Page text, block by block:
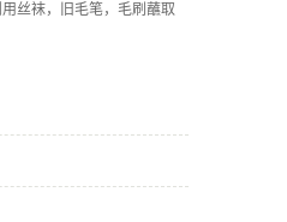
丝袜，旧毛笔，毛刷蘸取